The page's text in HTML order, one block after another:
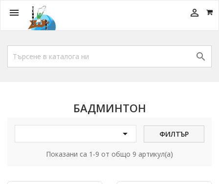
 

БАДМИНТОН
 ФИЛТЪР
Показани са 1-9 от общо 9 артикул(а)